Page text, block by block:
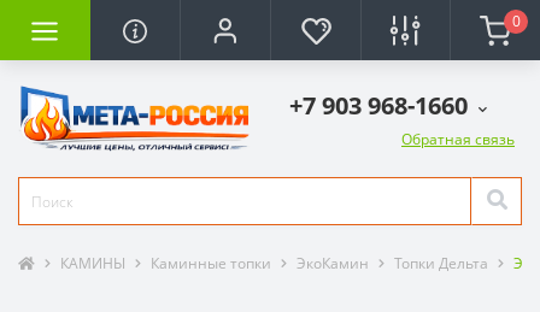
0
+7 903 968-1660
Обратная связь
КАМИНЫ Каминные топки ЭкоКамин Топки Дельта